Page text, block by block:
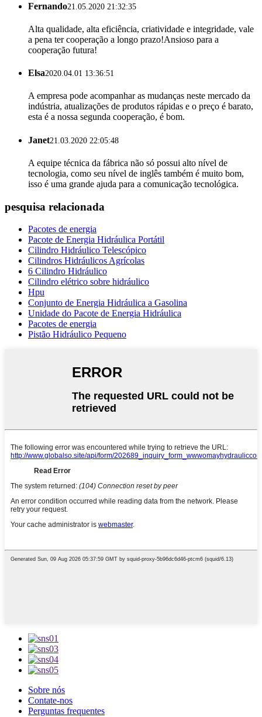
Fernando21.05.2020 21:32:35
Alta qualidade, alta eficiência, criatividade e integridade, vale
a pena ter cooperação a longo prazo!Ansioso para a
cooperação futura!
Elsa2020.04.01 13:36:51
A empresa pode acompanhar as mudanças neste mercado da
indústria, atualizações de produtos rápidas e o preço é barato,
esta é a nossa segunda cooperação, é bom.
Janet21.03.2020 22:05:48
A equipe técnica da fábrica não só possui alto nível de
tecnologia, como seu nível de inglês também é muito bom,
isso é uma grande ajuda para a comunicação tecnológica.
pesquisa relacionada
Pacotes de energia
Pacote de Energia Hidráulica Portátil
Cilindro Hidráulico Telescópico
Cilindros Hidráulicos Agrícolas
6 Cilindro Hidráulico
Cilindro elétrico sobre hidráulico
Hpu
Conjunto de Energia Hidráulica a Gasolina
Unidade do Pacote de Energia Hidráulica
Pacotes de energia
Pistão Hidráulico Pequeno
Sobre nós
Contate-nos
Perguntas frequentes